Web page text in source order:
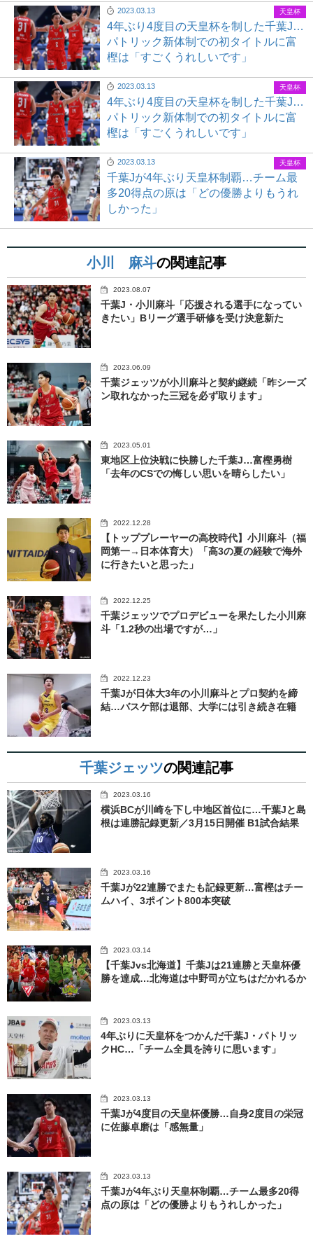
2023.03.13
4年ぶり4度目の天皇杯を制した千葉J…
パトリック新体制での初タイトルに富
樫は「すごくうれしいです」
天皇杯
2023.03.13
4年ぶり4度目の天皇杯を制した千葉J…
パトリック新体制での初タイトルに富
樫は「すごくうれしいです」
天皇杯
2023.03.13
千葉Jが4年ぶり天皇杯制覇…チーム最
多20得点の原は「どの優勝よりもうれ
しかった」
天皇杯
小川 麻斗の関連記事
2023.08.07
千葉J・小川麻斗「応援される選手になってい
きたい」Bリーグ選手研修を受け決意新た
2023.06.09
千葉ジェッツが小川麻斗と契約継続「昨シーズ
ン取れなかった三冠を必ず取ります」
2023.05.01
東地区上位決戦に快勝した千葉J…富樫勇樹
「去年のCSでの悔しい思いを晴らしたい」
2022.12.28
【トッププレーヤーの高校時代】小川麻斗（福
岡第一→日本体育大）「高3の夏の経験で海外
に行きたいと思った」
2022.12.25
千葉ジェッツでプロデビューを果たした小川麻
斗「1.2秒の出場ですが…」
2022.12.23
千葉Jが日体大3年の小川麻斗とプロ契約を締
結…バスケ部は退部、大学には引き続き在籍
千葉ジェッツの関連記事
2023.03.16
横浜BCが川崎を下し中地区首位に…千葉Jと島
根は連勝記録更新／3月15日開催 B1試合結果
2023.03.16
千葉Jが22連勝でまたも記録更新…富樫はチー
ムハイ、3ポイント800本突破
2023.03.14
【千葉Jvs北海道】千葉Jは21連勝と天皇杯優
勝を達成…北海道は中野司が立ちはだかれるか
2023.03.13
4年ぶりに天皇杯をつかんだ千葉J・パトリッ
クHC…「チーム全員を誇りに思います」
2023.03.13
千葉Jが4度目の天皇杯優勝…自身2度目の栄冠
に佐藤卓磨は「感無量」
2023.03.13
千葉Jが4年ぶり天皇杯制覇…チーム最多20得
点の原は「どの優勝よりもうれしかった」